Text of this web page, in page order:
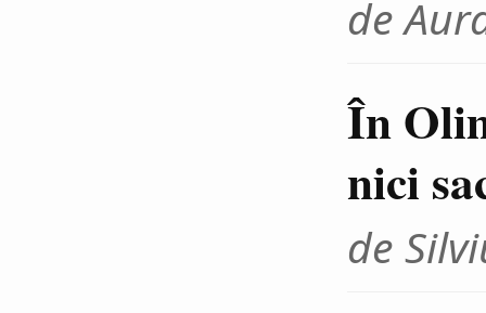
de
În
nici
de